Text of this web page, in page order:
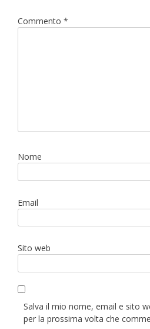
Commento *
Nome
Email
Sito web
Salva il mio nome, email e sito
per la prossima volta che